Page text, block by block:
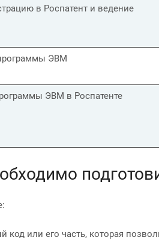
в Роспатент и ведение
ЭВМ
ЭВМ в Роспатенте
код или его часть, которая